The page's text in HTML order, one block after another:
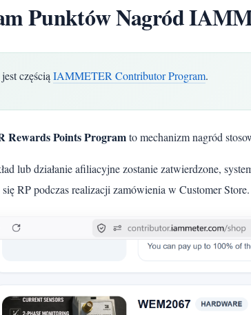
Punktów Nagród
częścią IAMMETER Contributor Program.
Points Programto mechanizm nagród
lub działanie afiliacyjne zostanie zatwierdzone,
RP podczas realizacji zamówienia w Customer Store.